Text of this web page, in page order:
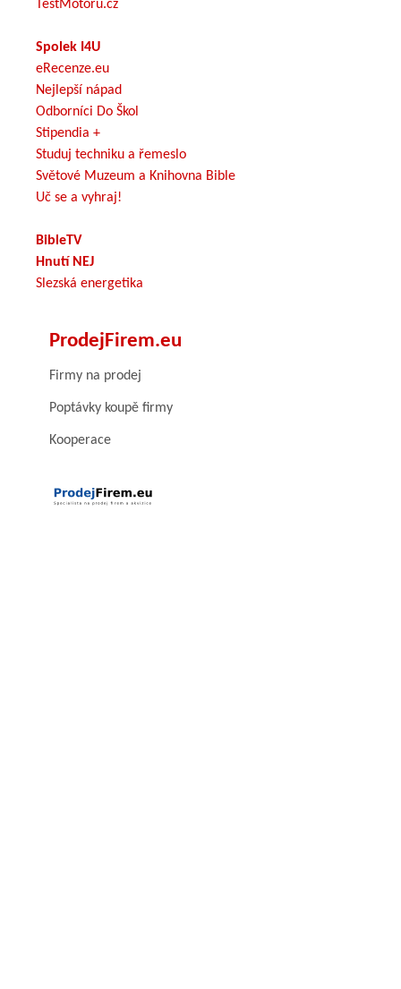
TestMotoru.cz
Spolek I4U
eRecenze.eu
Nejlepší nápad
Odborníci Do Škol
Stipendia +
Studuj techniku a řemeslo
Světové Muzeum a Knihovna Bible
Uč se a vyhraj!
BibleTV
Hnutí NEJ
Slezská energetika
ProdejFirem.eu
Firmy na prodej
Poptávky koupě firmy
Kooperace